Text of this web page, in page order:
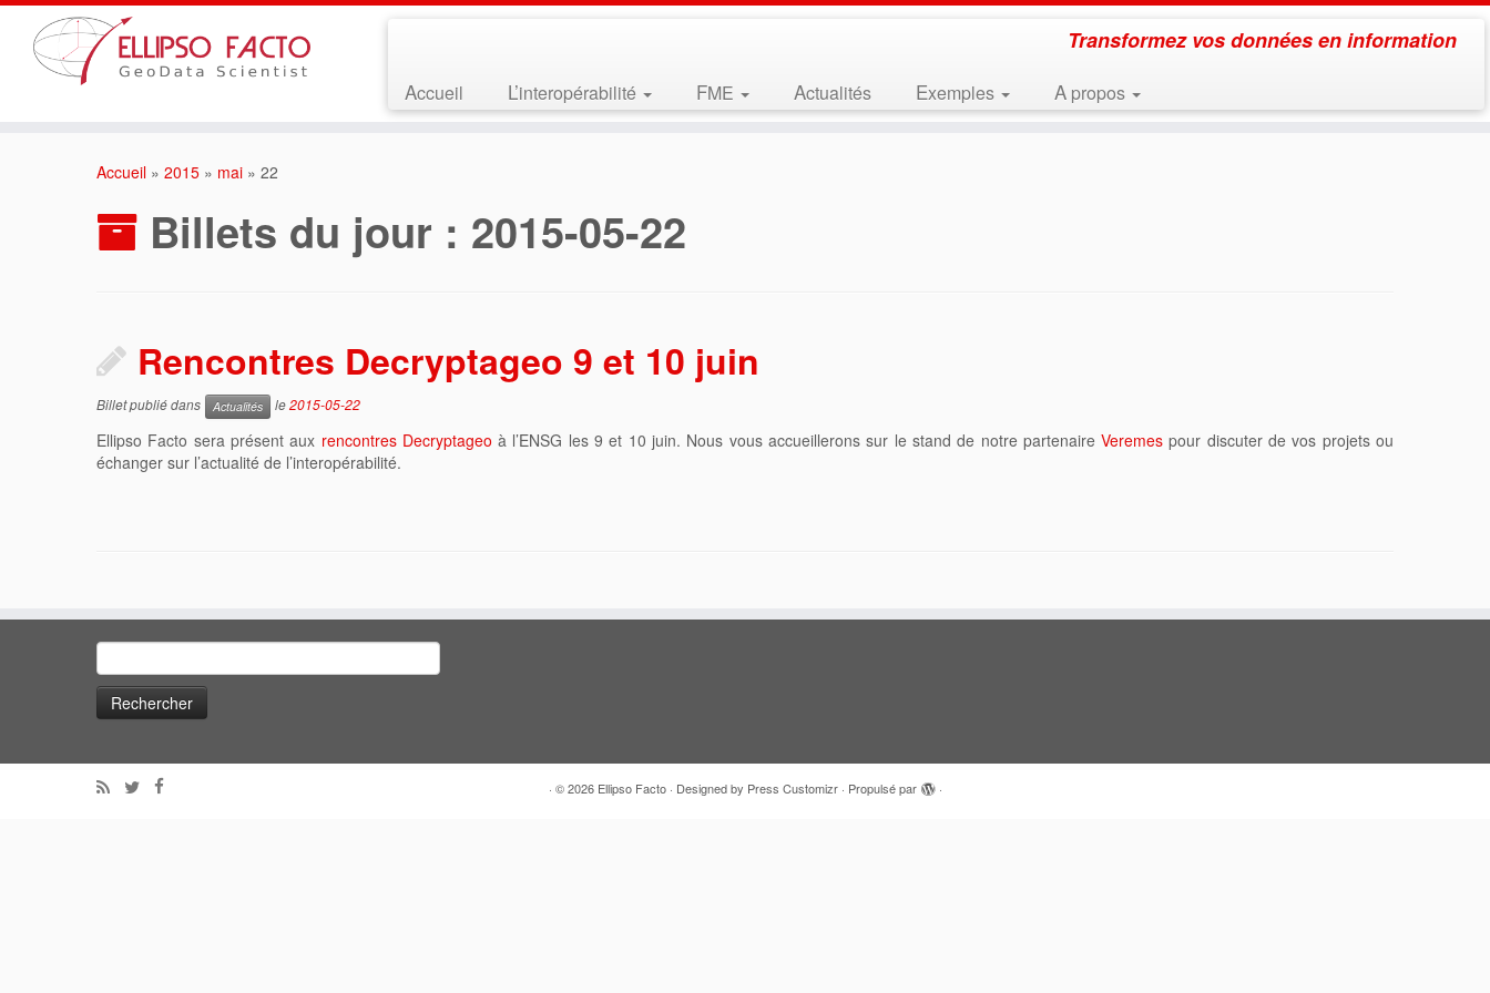
Transformez vos données en information
Accueil L’interopérabilité FME Actualités Exemples A propos
Accueil » 2015 » mai » 22
Billets du jour : 2015-05-22
Rencontres Decryptageo 9 et 10 juin
Billet publié dans Actualités le2015-05-22
Ellipso Facto sera présent aux rencontres Decryptageo à l’ENSG les 9 et 10 juin. Nous vous accueillerons sur le stand de notre partenaireVeremes pour discuter de vos projets ou
échanger sur l’actualité de l’interopérabilité.
· © 2026 Ellipso Facto· Designed by Press Customizr· Propulsé par ·